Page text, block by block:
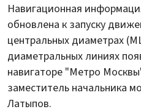
Навигационная
обновлена к запуску
центральных диаметрах
диаметральных линиях
навигаторе "Метро
заместитель начальника
Латыпов.